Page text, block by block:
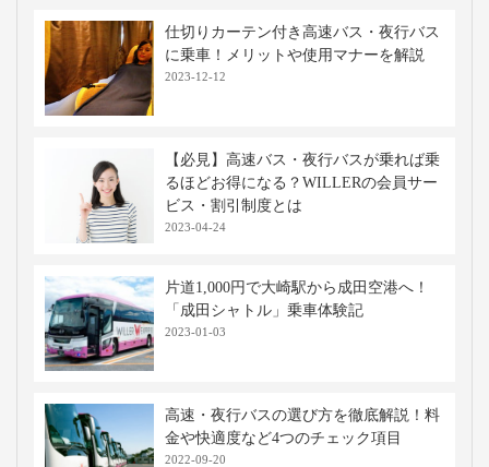
仕切りカーテン付き高速バス・夜行バス
に乗車！メリットや使用マナーを解説
2023-12-12
【必見】高速バス・夜行バスが乗れば乗
るほどお得になる？WILLERの会員サー
ビス・割引制度とは
2023-04-24
片道1,000円で大崎駅から成田空港へ！
「成田シャトル」乗車体験記
2023-01-03
高速・夜行バスの選び方を徹底解説！料
金や快適度など4つのチェック項目
2022-09-20